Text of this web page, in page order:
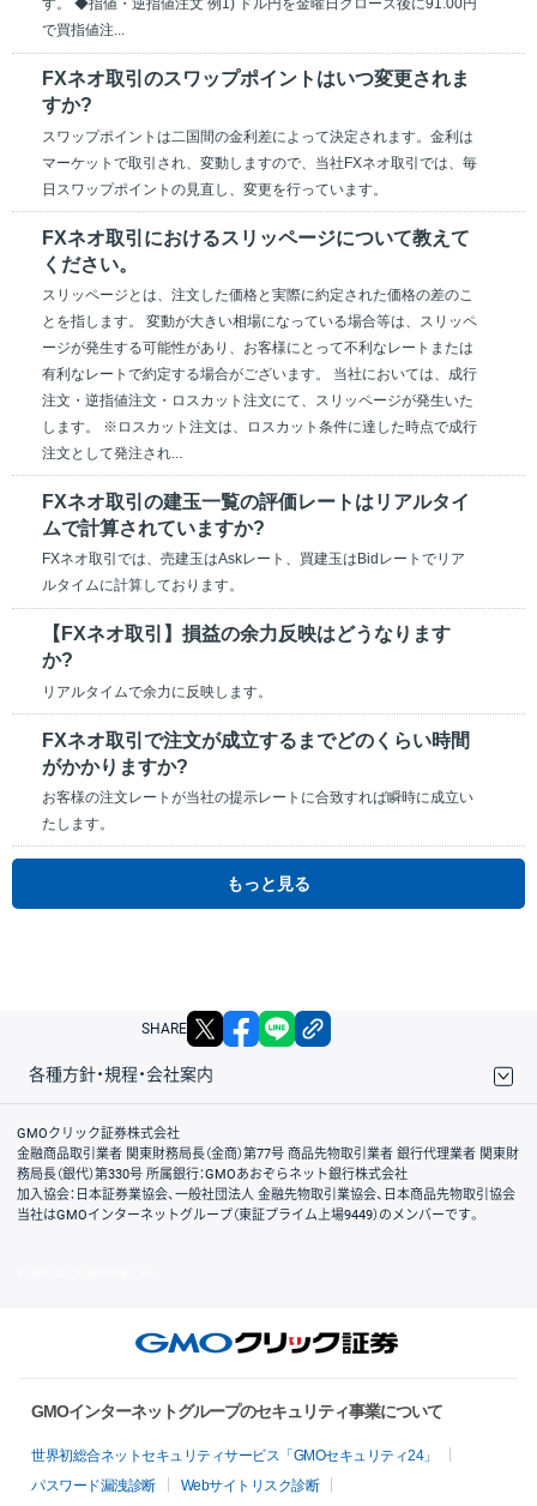
す。 ◆指値・逆指値注文 例1) ドル円を金曜日クローズ後に91.00円
で買指値注...
FXネオ取引のスワップポイントはいつ変更されま
すか?
スワップポイントは二国間の金利差によって決定されます。金利は
マーケットで取引され、変動しますので、当社FXネオ取引では、毎
日スワップポイントの見直し、変更を行っています。
FXネオ取引におけるスリッページについて教えて
ください。
スリッページとは、注文した価格と実際に約定された価格の差のこ
とを指します。 変動が大きい相場になっている場合等は、スリッペ
ージが発生する可能性があり、お客様にとって不利なレートまたは
有利なレートで約定する場合がございます。 当社においては、成行
注文・逆指値注文・ロスカット注文にて、スリッページが発生いた
します。 ※ロスカット注文は、ロスカット条件に達した時点で成行
注文として発注され...
FXネオ取引の建玉一覧の評価レートはリアルタイ
ムで計算されていますか?
FXネオ取引では、売建玉はAskレート、買建玉はBidレートでリア
ルタイムに計算しております。
【FXネオ取引】損益の余力反映はどうなります
か?
リアルタイムで余力に反映します。
FXネオ取引で注文が成立するまでどのくらい時間
がかかりますか?
お客様の注文レートが当社の提示レートに合致すれば瞬時に成立い
たします。
もっと見る
SHARE X facebook
各種方針・規程・会社案内
取引規程・約款
サイトマップ
その他のご案内
個人情報保護方針
最良執行方針
サイトのご利用について
ディスクレイマー
信託保全
リスク説明
会社案内
GMOクリック証券株式会社
金融商品取引業者 関東財務局長（金商）第77号 商品先物取引業者 銀行代理業者 関東財
務局長（銀代）第330号 所属銀行：GMOあおぞらネット銀行株式会社
加入協会：日本証券業協会、一般社団法人 金融先物取引業協会、日本商品先物取引協会
当社はGMOインターネットグループ（東証プライム上場9449）のメンバーです。
GMOインターネットグループのセキュリティ事業について
世界初総合ネットセキュリティサービス「GMOセキュリティ24」
パスワード漏洩診断
Webサイトリスク診断